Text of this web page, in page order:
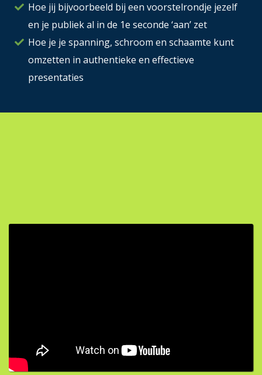
Hoe jij bijvoorbeeld bij een voorstelrondje jezelf
en je publiek al in de 1e seconde ‘aan’ zet
Hoe je je spanning, schroom en schaamte kunt
omzetten in authentieke en effectieve
presentaties